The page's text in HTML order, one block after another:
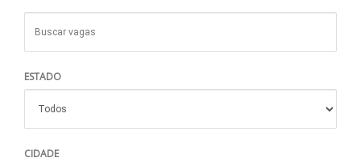
ESTADO
CIDADE